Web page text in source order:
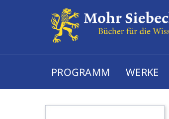
PROGRAMM WERKE